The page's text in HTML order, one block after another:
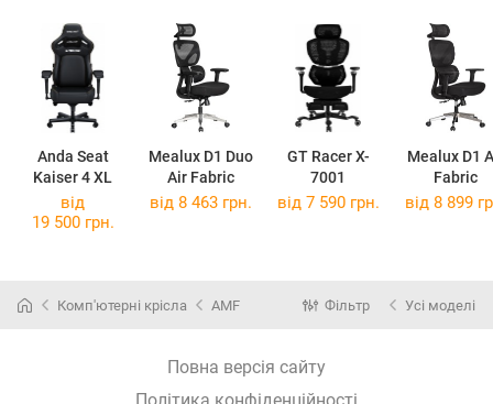
Anda Seat
Kaiser 4 XL
Mealux D1 Duo
Air Fabric
GT Racer X-
7001
Mealux D1
Fabric
від
19 500 грн.
від 8 463 грн. від 7 590 грн. від 8 899
Комп'ютерні крісла AMF Фільтр Усі моделі
Повна версія сайту